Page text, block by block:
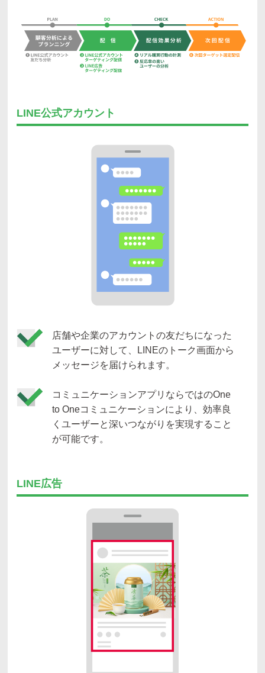
LINE公式アカウント
店舗や企業のアカウントの友だちになった
ユーザーに対して、LINEのトーク画面から
メッセージを届けられます。
コミュニケーションアプリならではのOne
to Oneコミュニケーションにより、効率良
くユーザーと深いつながりを実現すること
が可能です。
LINE広告